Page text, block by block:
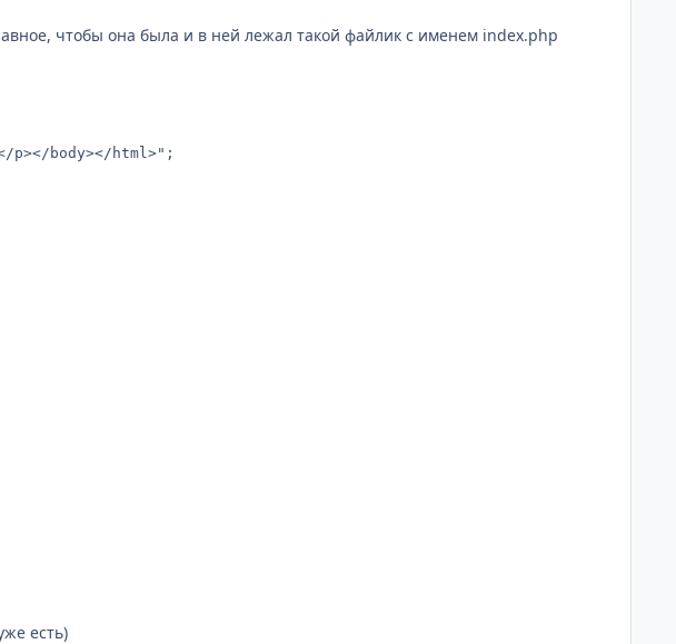
чтобы она была и в ней лежал такой файлик с именем index.php
p></body></html>";
есть)